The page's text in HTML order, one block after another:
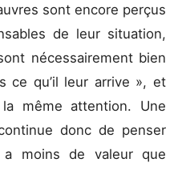
sont encore perçus
de leur situation,
nécessairement bien
ce qu’il leur arrive », et
même attention. Une
donc de penser
moins de valeur que